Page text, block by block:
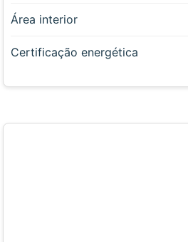
Área interior
Certificação energética